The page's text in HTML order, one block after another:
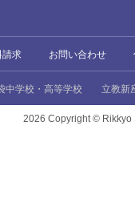
請求 お問い合わせ
中学校・高等学校 立教新
2026 Copyright © Rikkyo